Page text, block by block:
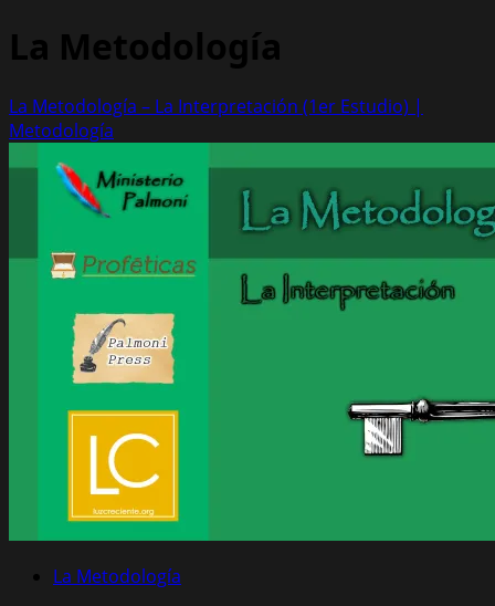
La Metodología
La Metodología – La Interpretación (1er Estudio) |
Metodología
La Metodología